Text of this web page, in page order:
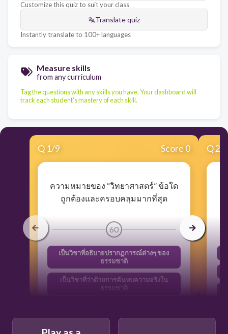
Customize this quiz to suit your class
Translate quiz
Instantly translate to 100+ languages
Measure skills
from any curriculum
Tag the questions with any skills you have. Your dashboard will
track each student's mastery of each skill.
Q 1/9 Score 0
ความหมายของ “วิทยาศาสตร์” ข้อใด
ถูกต้องและครอบคลุมมากที่สุด
60
เป็นวิชาที่อธิบายปรากฏการณ์ต่างๆ ของ
ธรรมชาติ
เป็นวิชาที่ว่าด้วยการค้นพบความจริงใน
ธรรมชาติ
Q2